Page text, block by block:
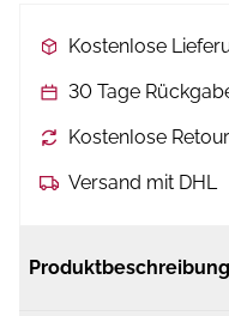
Kostenlose
30 Tage
Kostenlose
Versand mit DHL
Produktbeschreibung